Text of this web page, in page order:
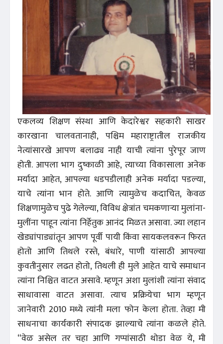
एकलव्य शिक्षण संस्था आणि केदारेश्वर सहकारी साखर
कारखाना चालवतानाही, पश्चिम महाराष्ट्रातील राजकीय
नेत्यांसारखे आपण बलाढ्य नाही याची त्यांना पुरेपूर जाण
होती. आपला भाग दुष्काळी आहे, त्याच्या विकासाला अनेक
मर्यादा आहेत, आपल्या धडपडीलाही अनेक मर्यादा पडल्या,
याचे त्यांना भान होते. आणि त्यामुळेच कदाचित, केवळ
शिक्षणामुळेच पुढे गेलेल्या, विविध क्षेत्रांत चमकणाऱ्या मुलांना-
मुलींना पाहून त्यांना निर्हेतुक आनंद मिळत असावा. ज्या लहान
खेड्यांपाड्यांतून आपण पूर्वी पायी किंवा सायकलवरून फिरत
होतो आणि तिथले रस्ते, बंधारे, पाणी यांसाठी आपल्या
कुवतीनुसार लढत होतो, तिथली ही मुले आहेत याचे समाधान
त्यांना निश्चित वाटत असावे. म्हणून अशा मुलांशी त्यांना संवाद
साधावासा वाटत असावा. त्याच प्रक्रियेचा भाग म्हणून
जानेवारी 2010 मध्ये त्यांनी मला फोन केला होता. तेव्हा मी
साधनाचा कार्यकारी संपादक झाल्याचे त्यांना कळले होते.
“वेळ असेल तर चहा आणि गप्पांसाठी थोडा वेळ ये, मी